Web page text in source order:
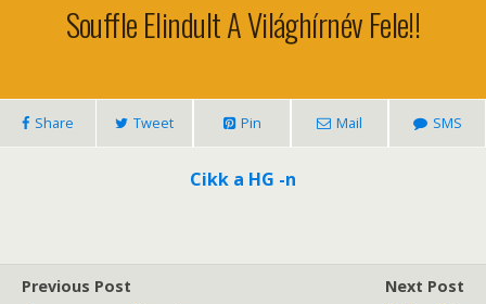
Souffle Elindult A Világhírnév Fele!!
Share Tweet Pin Mail SMS
Cikk a HG -n
Previous Post
Next Post